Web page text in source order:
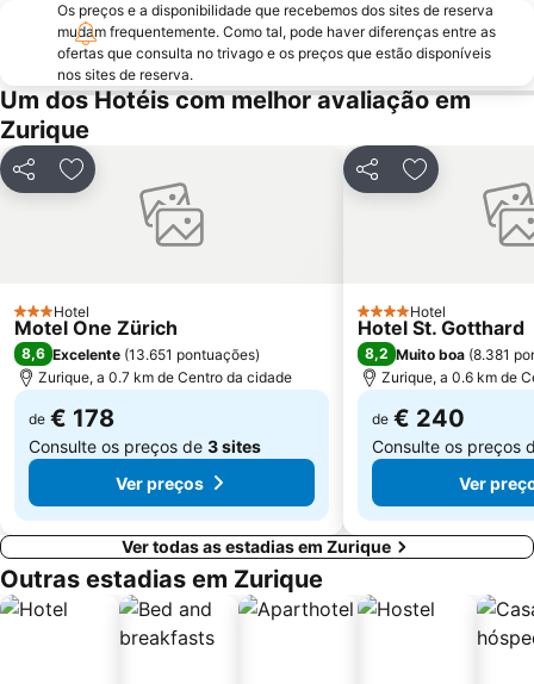
Lindenhof
Street Parade
Seefeld
Sportbahnen Atzmännig
Verkehrshaus
Lake Lucerne
Os preços e a disponibilidade que recebemos dos sites de reserva
mudam frequentemente. Como tal, pode haver diferenças entre as
ofertas que consulta no trivago e os preços que estão disponíveis
nos sites de reserva.
Um dos Hotéis com melhor avaliação em
Zurique
PartilharAdicionar aos favoritos
3 Estrelas
Hotel
Motel One Zürich
8,6 Excelente (13.651 pontuações)
Zurique, a 0.7 km de Centro da cidade
de € 178
Consulte os preços de 3 sites
Ver preços
PartilharAdicionar
4 Estrelas
Hotel
Hotel St. Gotthard
8,2 Muito boa (8.381
Zurique, a 0.6 km de
de € 240
Consulte os preços
Ver
Ver todas as estadias em Zurique
Outras estadias em Zurique